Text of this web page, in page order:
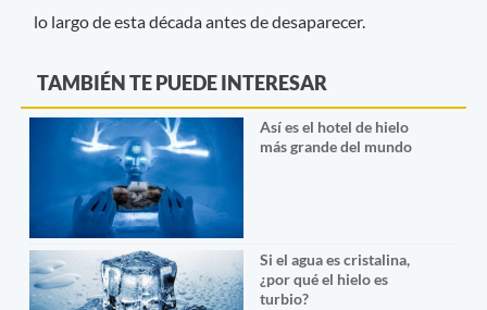
lo largo de esta década antes de desaparecer.
TAMBIÉN TE PUEDE INTERESAR
Así es el hotel de hielo
más grande del mundo
Si el agua es cristalina,
¿por qué el hielo es
turbio?